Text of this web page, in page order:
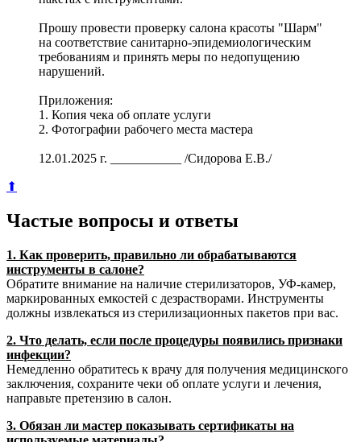
Прошу провести проверку салона красоты "Шарм"
на соответствие санитарно-эпидемиологическим
требованиям и принять меры по недопущению
нарушений.
Приложения:
1. Копия чека об оплате услуги
2. Фотографии рабочего места мастера
12.01.2025 г. ___________ /Сидорова Е.В./
⬆
Частые вопросы и ответы
1. Как проверить, правильно ли обрабатываются
инструменты в салоне?
Обратите внимание на наличие стерилизаторов, УФ-камер,
маркированных емкостей с дезрастворами. Инструменты
должны извлекаться из стерилизационных пакетов при вас.
2. Что делать, если после процедуры появились признаки
инфекции?
Немедленно обратитесь к врачу для получения медицинского
заключения, сохраните чеки об оплате услуги и лечения,
направьте претензию в салон.
3. Обязан ли мастер показывать сертификаты на